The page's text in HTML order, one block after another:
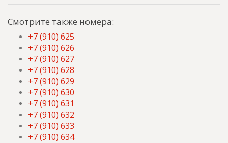
Смотрите также номера:
+7 (910) 625
+7 (910) 626
+7 (910) 627
+7 (910) 628
+7 (910) 629
+7 (910) 630
+7 (910) 631
+7 (910) 632
+7 (910) 633
+7 (910) 634